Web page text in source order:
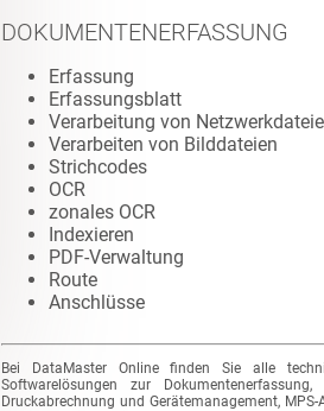
DOKUMENTENERFASSUNG
Erfassung
Erfassungsblatt
Verarbeitung von
Verarbeiten von Bilddateien
Strichcodes
OCR
zonales OCR
Indexieren
PDF-Verwaltung
Route
Anschlüsse
Bei DataMaster Online finden Sie alle
Softwarelösungen zur
Druckabrechnung und Gerätemanagement,